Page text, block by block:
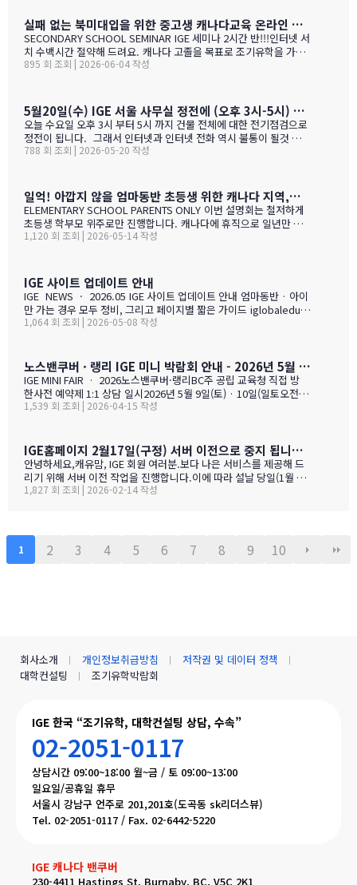
신청서에서 바로 신청하세요 사전등록 혜택 미리 신청하면 이런 혜택
이 있습니다 혜택 1 신청비 전액 면제 학생당 약 CAD $200~300 수
속 신청비 면제 혜택 2 인기 공립학교 우선 배정 …
실패 없는 북미대입을 위한 중고생 캐나다교육 온라인 ZOOM 설명회 6월 16일(화)
SECONDARY SCHOOL SEMINAR IGE 세미나 2시간 반!!!인터넷 서
치 수백시간 절약해 드려요. 캐나다 고졸을 목표로 조기유학을 가지
는 않죠. 어떤 경우에도 중요한 것은 대학!!! 20년간 캐나다 조기유학
도 참가 가능합니다. 한국과 캐나다 부모님들의 궁금증과 고민을 같
이 공유할 수 있습니다. …
895 회 조회 | 2026-06-04 작성
5월20일(수) IGE 서울 사무실 정전에 (오후 3시-5시) 따른 상담 업무 불가 안내
오늘 수요일 오후 3시 부터 5시 까지 건물 전체에 대한 전기점검으로
정전이 됩니다. 그래서 인터넷과 인터넷 전화 역시 불통이 될것 입니
다. PC로 사용 하는 카카오톡 역시 불통이 될것 입니다. 전화,카카오
내드리겟습니다.
788 회 조회 | 2026-05-20 작성
일억! 아깝지 않을 엄마동반 초등생 위한 캐나다 지역,학교 선택 설명회 5월28(목)
ELEMENTARY SCHOOL PARENTS ONLY 이번 설명회는 철저하게
초등생 학부모 위주로만 진행합니다. 캐나다에 휴직으로 일년만 가
야 하는 가족, 초등생 영어교육 · 북미체험 · 가족 휴식을 위해 캐나
1,120 회 조회 | 2026-05-14 작성
IGE 사이트 업데이트 안내
IGE NEWS · 2026.05 IGE 사이트 업데이트 안내 엄마동반 · 아이
만 가는 경우 모두 정비, 그리고 페이지별 짧은 가이드 iglobaleduca
tion.org 가 새로 업데이트되었습니다. 이번에는 "엄마동반"과 "아
학비 + 2베드 기준 렌트비 + 자녀 한 명 기준 생활비를 모두 합친 1년
예산을 교육청별로 비교해 보실 수 있습니다. 추천 사립학교와 유학
맘들의 리얼한 후기도 같은 페이지에 함께 모았습니다. 자녀가 혼자
가는 경우, 홈스테이·보딩스쿨·관리형 세 가지 형태를 한 …
1,064 회 조회 | 2026-05-08 작성
노스밴쿠버 · 랭리 IGE 미니 박람회 안내 - 2026년 5월 9일(토) · 10일(일)
IGE MINI FAIR · 2026노스밴쿠버·랭리BC주 공립 교육청 직접 방
한사전 예약제 1:1 상담 일시2026년 5월 9일(토) · 10일(일토오전 1
1시 — 오후 3시장소IGE 도곡동 사무실서울시 강남구 언주로 201, 2
가등록 폼으로 이동합니다SECTION 01 · 방한 교육청노스밴쿠버
교육청NORTH VANCOUVER · SD 44 밴쿠버 다운타운에서 Lions
Gate Bridge를 건너면 20분 내로 도착하는 근교 주거 중심 지역입
니다. 산·바다·숲이 어우러진 자연환경과, 밴쿠버 메트로 지역 중 가
1,539 회 조회 | 2026-04-15 작성
IGE홈페이지 2월17일(구정) 서버 이전으로 중지 됩니다.- 이해 부탁 드리며
안녕하세요,캐유맘, IGE 회원 여러분.보다 나은 서비스를 제공해 드
리기 위해 서버 이전 작업을 진행합니다.이에 따라 설날 당일(1월 29
일) 오전 중 IGE 홈페이지(iglobaleducation.org) 접속이 일시적으
1,827 회 조회 | 2026-02-14 작성
1 2 3 4 5 6 7 8 9 10
IGE 한국 “조기유학, 대학컨설팅 상담, 수속”
02-2051-0117
상담시간 09:00~18:00 월~금 / 토 09:00~13:00
일요일/공휴일 휴무
서울시 강남구 언주로 201,201호(도곡동 sk리더스뷰)
Tel. 02-2051-0117 / Fax. 02-6442-5220
IGE 캐나다 밴쿠버
230-4411 Hastings St. Burnaby, BC, V5C 2K1
회사소개 개인정보취급방침
저작권 및 데이터 정책
대학컨설팅
조기유학박람회